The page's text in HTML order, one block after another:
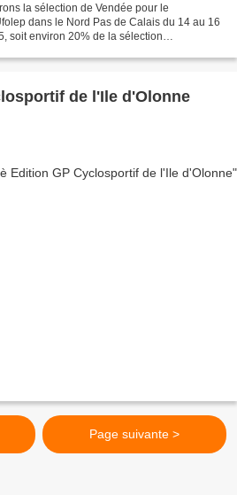
la sélection de Vendée pour le
dans le Nord Pas de Calais du 14 au 16
soit environ 20% de la sélection
de l'Ile d'Olonne
Page suivante >